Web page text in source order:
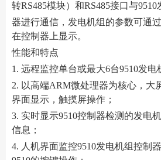
转RS485模块）和RS485接口与9510
器进行通信，发电机组的参数可通
在控制器上显示。
性能和特点
1. 远程监控单台或最大6台9510发电
2. 以高端ARM微处理器为核心，大
界面显示，触摸屏操作；
3. 实时显示9510控制器检测的发电
信息；
4. 人机界面监控9510发电机组控制